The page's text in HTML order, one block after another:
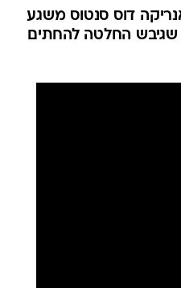
דוס סנטוס משגע
שגיבש החלטה להחתים